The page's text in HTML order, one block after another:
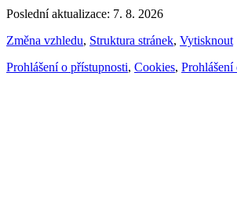
Poslední aktualizace: 7. 8. 2026
Změna vzhledu, Struktura stránek, Vytisknout
Prohlášení o přístupnosti, Cookies, Prohlášení